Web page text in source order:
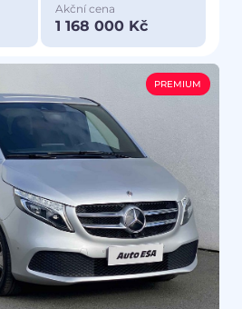
Akční cena
1 168 000 Kč
PREMIUM